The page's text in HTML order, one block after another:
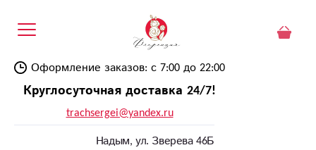
Оформление заказов: с 7:00 до 22:00
Круглосуточная доставка 24/7!
trachsergei@yandex.ru
Надым, ул. Зверева 46Б